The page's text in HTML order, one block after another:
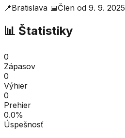
📍Bratislava 📅Člen od 9. 9. 2025
📊 Štatistiky
0
Zápasov
0
Výhier
0
Prehier
0.0%
Úspešnosť